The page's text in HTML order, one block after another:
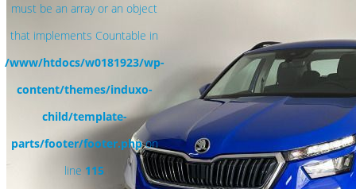
must be an array or an object
that implements Countable in
/www/htdocs/w0181923/wp-
content/themes/induxo-
child/template-
parts/footer/footer.phpon
line 115